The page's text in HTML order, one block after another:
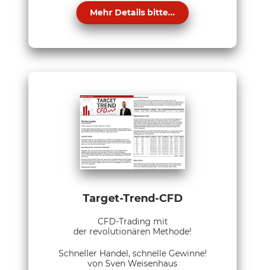
Mehr Details bitte...
Target-Trend-CFD
CFD-Trading mit
der revolutionären Methode!
Schneller Handel, schnelle Gewinne!
von Sven Weisenhaus